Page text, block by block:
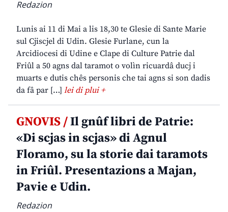
Redazion
Lunis ai 11 di Mai a lis 18,30 te Glesie di Sante Marie
sul Cjiscjel di Udin. Glesie Furlane, cun la
Arcidiocesi di Udine e Clape di Culture Patrie dal
Friûl a 50 agns dal taramot o volìn ricuardâ ducj i
muarts e dutis chês personis che tai agns si son dadis
da fâ par […] lei di plui +
GNOVIS /Il gnûf libri de Patrie:
«Di scjas in scjas» di Agnul
Floramo, su la storie dai taramots
in Friûl. Presentazions a Majan,
Pavie e Udin.
Redazion